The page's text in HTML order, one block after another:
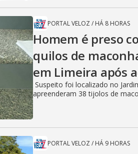
PORTAL VELOZ / HÁ 8 HORAS
Homem é preso
quilos de
em Limeira após
Suspeito foi localizado no
apreenderam 38 tijolos de
PORTAL VELOZ / HÁ 9 HORAS